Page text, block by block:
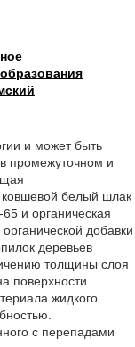
и может быть
промежуточном и
белый шлак
и органическая
добавки
деревьев
толщины слоя
поверхности
жидкого
с перепадами